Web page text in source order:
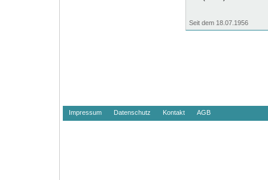
Seit dem 18.07.1956
Impressum Datenschutz Kontakt AGB